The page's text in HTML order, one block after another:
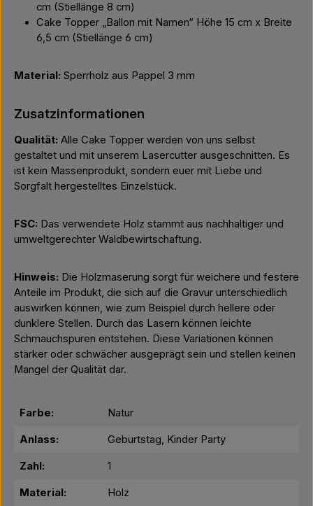
cm (Stiellänge 8 cm)
Cake Topper „Ballon mit Namen“ Höhe 15 cm x Breite
6,5 cm (Stiellänge 6 cm)
Material: Sperrholz aus Pappel 3 mm
Zusatzinformationen
Qualität: Alle Cake Topper werden von uns selbst
gestaltet und mit unserem Lasercutter ausgeschnitten. Es
ist kein Massenprodukt, sondern euer mit Liebe und
Sorgfalt hergestelltes Einzelstück.
FSC: Das verwendete Holz stammt aus nachhaltiger und
umweltgerechter Waldbewirtschaftung.
Hinweis: Die Holzmaserung sorgt für weichere und festere
Anteile im Produkt, die sich auf die Gravur unterschiedlich
auswirken können, wie zum Beispiel durch hellere oder
dunklere Stellen. Durch das Lasern können leichte
Schmauchspuren entstehen. Diese Variationen können
stärker oder schwächer ausgeprägt sein und stellen keinen
Mangel der Qualität dar.
Farbe: Natur
Anlass: Geburtstag, Kinder Party
Zahl: 1
Material: Holz